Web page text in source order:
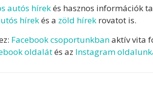
autós hírekés hasznos információk
hírekés a zöld hírekrovatot is.
Facebook csoportunkbanaktív vita
oldalátés az Instagram